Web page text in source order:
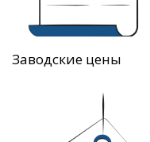
Заводские цены